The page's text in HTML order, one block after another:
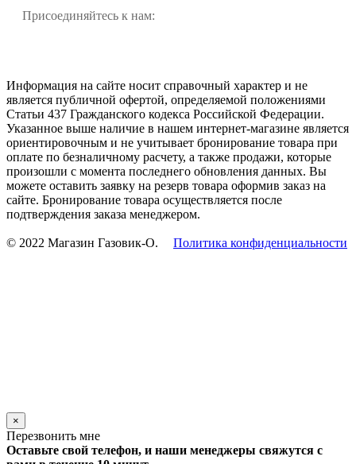
Присоединяйтесь к нам:
Информация на сайте носит справочный характер и не
является публичной офертой, определяемой положениями
Статьи 437 Гражданского кодекса Российской Федерации.
Указанное выше наличие в нашем интернет-магазине является
ориентировочным и не учитывает бронирование товара при
оплате по безналичному расчету, а также продажи, которые
произошли с момента последнего обновления данных. Вы
можете оставить заявку на резерв товара оформив заказ на
сайте. Бронирование товара осуществляется после
подтверждения заказа менеджером.
© 2022 Магазин Газовик-О. Политика конфиденциальности
×
Перезвонить мне
Оставьте свой телефон, и наши менеджеры свяжутся с